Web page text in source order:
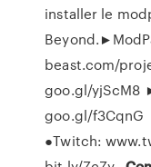
installer le
beast.com/
goo.gl/yjScM8
goo.gl/
●Twitch: